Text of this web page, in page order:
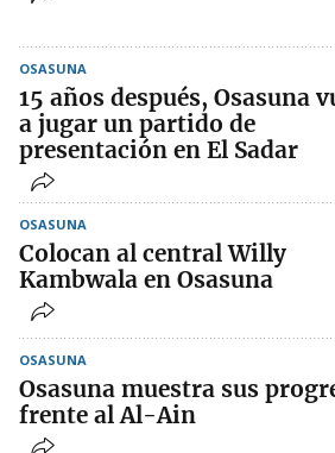
OSASUNA
15 años después, Osasuna
a jugar un partido de
presentación en El Sadar
OSASUNA
Colocan al central Willy
Kambwala en Osasuna
OSASUNA
Osasuna muestra sus
frente al Al-Ain